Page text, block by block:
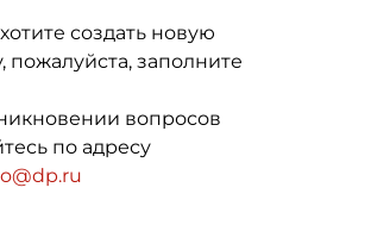
создать новую
пожалуйста, заполните
вопросов
по адресу